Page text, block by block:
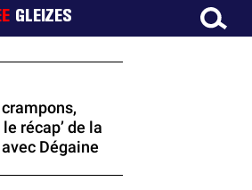
GLEIZES
récap’ de la
Dégaine